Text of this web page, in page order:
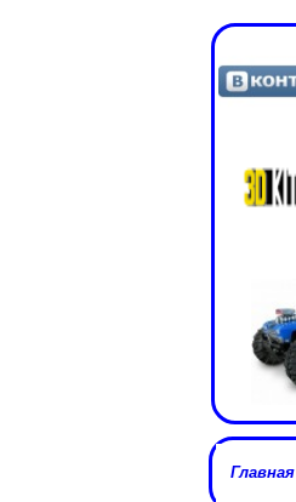
Главная